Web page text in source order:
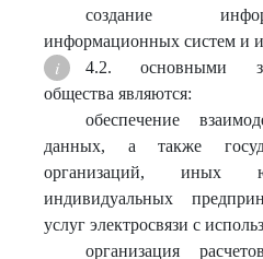
создание
информационных систем и
4.2. основными
общества являются:
обеспечение
данных, а также
организаций, иных
индивидуальных
услуг электросвязи с
организация